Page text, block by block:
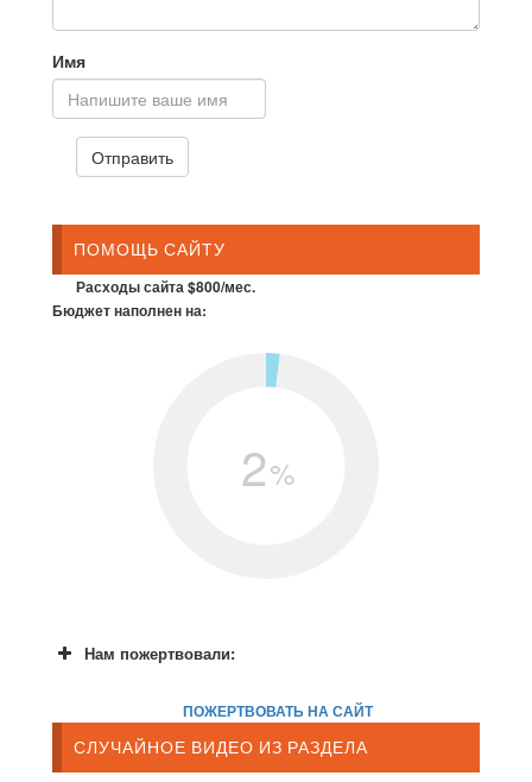
Имя
ПОМОЩЬ САЙТУ
Расходы сайта $800/мес.
Бюджет наполнен на:
2%
Нам пожертвовали:
ПОЖЕРТВОВАТЬ НА САЙТ
СЛУЧАЙНОЕ ВИДЕО ИЗ РАЗДЕЛА